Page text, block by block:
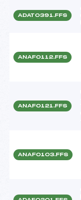
ADAT0391.FFS
ANAF0112.FFS
ANAF0121.FFS
ANAF0103.FFS